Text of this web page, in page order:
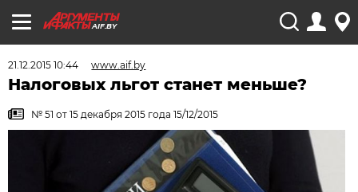
AIF.BY
21.12.2015 10:44 www.aif.by
Налоговых льгот станет меньше?
№ 51 от 15 декабря 2015 года 15/12/2015